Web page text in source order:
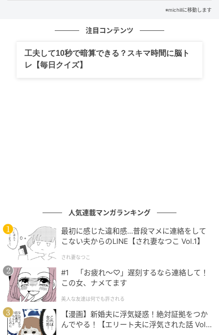
そんな耳栓の気になる点をカバーする『耳から出っ張
売り場で発見しました！ケース入りなのもいいなと思
い、試しに購入してみました。
よくある耳栓とは違い、パッと見た感じはワイヤレス
イヤホンのようなスタイリッシュなデザイン。公共の
場でも抵抗なく使用できます。
通勤中の仮眠やカフェでの勉強に。おしゃれなイヤホ
ンを付けているフリができます！
※michillに移動します
注目コンテンツ
工夫して10秒で暗算できる？スキマ時間に脳ト
レ【毎日クイズ】
人気連載マンガランキング
最初に感じた違和感…普段マメに連絡をして
こない夫からのLINE【され妻なつこ Vol.1】
され妻なつこ
#1 「お疲れ〜♡」遅刻するなら連絡して！
この女、ナメてます
美人な友達は何でも許される
【漫画】新婚夫に浮気疑惑！絶対証拠をつか
んでやる！【エリート夫に浮気された話 Vol.